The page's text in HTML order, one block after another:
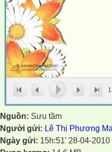
1
Nguồn: Sưu tầm
Người gửi: Lê Thị Phương
Ngày gửi: 15h:51' 28-04-2010